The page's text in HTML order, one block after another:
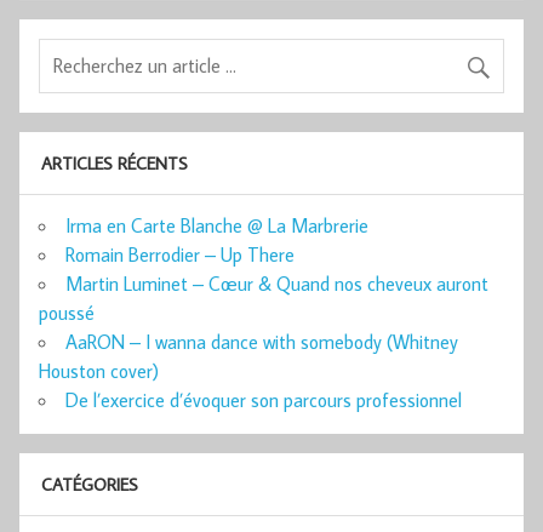
ARTICLES RÉCENTS
Irma en Carte Blanche @ La Marbrerie
Romain Berrodier – Up There
Martin Luminet – Cœur & Quand nos cheveux auront
poussé
AaRON – I wanna dance with somebody (Whitney
Houston cover)
De l’exercice d’évoquer son parcours professionnel
CATÉGORIES